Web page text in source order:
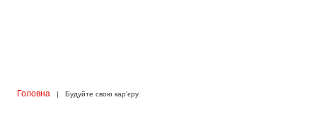
Головна | Будуйте свою кар'єру.